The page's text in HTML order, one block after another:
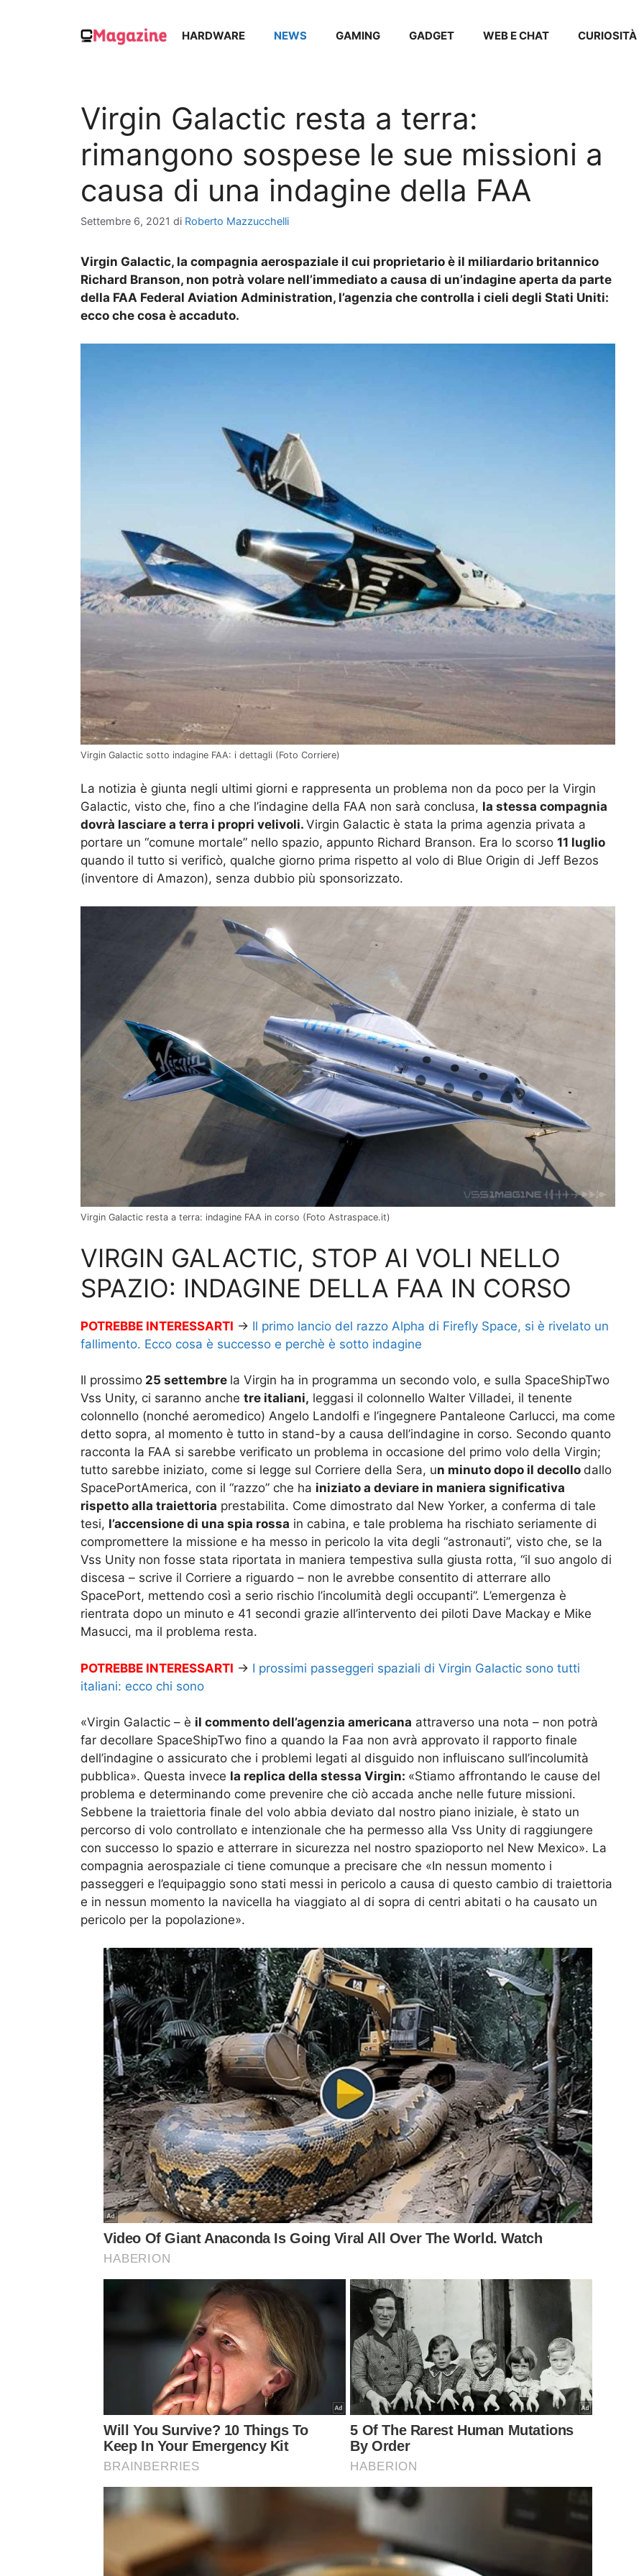
HARDWARE NEWS GAMING GADGET WEB E CHAT CURIOSITÀ
Virgin Galactic resta a terra:
rimangono sospese le sue missioni a
causa di una indagine della FAA
Settembre 6, 2021 di Roberto Mazzucchelli
Virgin Galactic, la compagnia aerospaziale il cui proprietario è il miliardario britannico
Richard Branson, non potrà volare nell’immediato a causa di un’indagine aperta da parte
della FAA Federal Aviation Administration, l’agenzia che controlla i cieli degli Stati Uniti:
ecco che cosa è accaduto.
Virgin Galactic sotto indagine FAA: i dettagli (Foto Corriere)
La notizia è giunta negli ultimi giorni e rappresenta un problema non da poco per la Virgin
Galactic, visto che, fino a che l’indagine della FAA non sarà conclusa, la stessa compagnia
dovrà lasciare a terra i propri velivoli. Virgin Galactic è stata la prima agenzia privata a
portare un “comune mortale” nello spazio, appunto Richard Branson. Era lo scorso 11 luglio
quando il tutto si verificò, qualche giorno prima rispetto al volo di Blue Origin di Jeff Bezos
(inventore di Amazon), senza dubbio più sponsorizzato.
Virgin Galactic resta a terra: indagine FAA in corso (Foto Astraspace.it)
VIRGIN GALACTIC, STOP AI VOLI NELLO
SPAZIO: INDAGINE DELLA FAA IN CORSO
POTREBBE INTERESSARTI → Il primo lancio del razzo Alpha di Firefly Space, si è rivelato un
fallimento. Ecco cosa è successo e perchè è sotto indagine
Il prossimo 25 settembre la Virgin ha in programma un secondo volo, e sulla SpaceShipTwo
Vss Unity, ci saranno anche tre italiani, leggasi il colonnello Walter Villadei, il tenente
colonnello (nonché aeromedico) Angelo Landolfi e l’ingegnere Pantaleone Carlucci, ma come
detto sopra, al momento è tutto in stand-by a causa dell’indagine in corso. Secondo quanto
racconta la FAA si sarebbe verificato un problema in occasione del primo volo della Virgin;
tutto sarebbe iniziato, come si legge sul Corriere della Sera, un minuto dopo il decollo dallo
SpacePortAmerica, con il “razzo” che ha iniziato a deviare in maniera significativa
rispetto alla traiettoria prestabilita. Come dimostrato dal New Yorker, a conferma di tale
tesi, l’accensione di una spia rossa in cabina, e tale problema ha rischiato seriamente di
compromettere la missione e ha messo in pericolo la vita degli “astronauti”, visto che, se la
Vss Unity non fosse stata riportata in maniera tempestiva sulla giusta rotta, “il suo angolo di
discesa – scrive il Corriere a riguardo – non le avrebbe consentito di atterrare allo
SpacePort, mettendo così a serio rischio l’incolumità degli occupanti”. L’emergenza è
rientrata dopo un minuto e 41 secondi grazie all’intervento dei piloti Dave Mackay e Mike
Masucci, ma il problema resta.
POTREBBE INTERESSARTI → I prossimi passeggeri spaziali di Virgin Galactic sono tutti
italiani: ecco chi sono
«Virgin Galactic – è il commento dell’agenzia americana attraverso una nota – non potrà
far decollare SpaceShipTwo fino a quando la Faa non avrà approvato il rapporto finale
dell’indagine o assicurato che i problemi legati al disguido non influiscano sull’incolumità
pubblica». Questa invece la replica della stessa Virgin: «Stiamo affrontando le cause del
problema e determinando come prevenire che ciò accada anche nelle future missioni.
Sebbene la traiettoria finale del volo abbia deviato dal nostro piano iniziale, è stato un
percorso di volo controllato e intenzionale che ha permesso alla Vss Unity di raggiungere
con successo lo spazio e atterrare in sicurezza nel nostro spazioporto nel New Mexico». La
compagnia aerospaziale ci tiene comunque a precisare che «In nessun momento i
passeggeri e l’equipaggio sono stati messi in pericolo a causa di questo cambio di traiettoria
e in nessun momento la navicella ha viaggiato al di sopra di centri abitati o ha causato un
pericolo per la popolazione».